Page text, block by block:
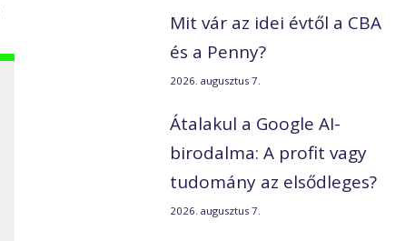
Mit vár az idei évtől a CBA
és a Penny?
2026. augusztus 7.
Átalakul a Google AI-
birodalma: A profit vagy
tudomány az elsődleges?
2026. augusztus 7.